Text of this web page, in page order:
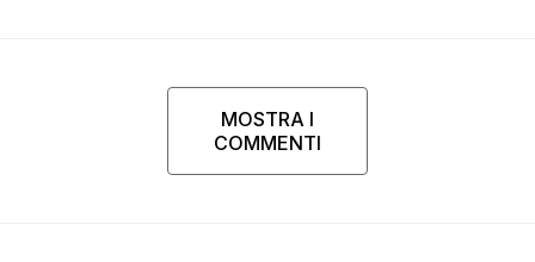
MOSTRA I
COMMENTI